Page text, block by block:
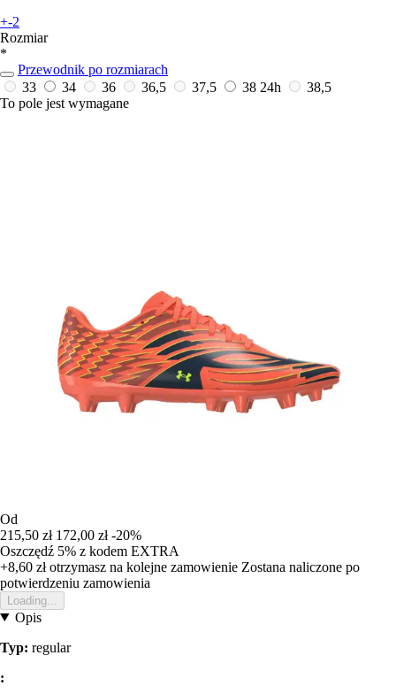
+-2
Rozmiar
*
Przewodnik po rozmiarach
33
34 36 36,5 37,5 38 24h
38,5
To pole jest wymagane
Od
215,50 zł 172,00 zł -20%
Oszczędź 5% z kodem EXTRA
+8,60 złotrzymasz na kolejne zamowienie Zostana naliczone po
potwierdzeniu zamowienia
Loading...
Opis
Typ: regular
: